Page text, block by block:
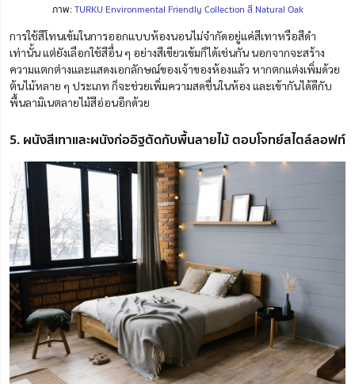
ภาพ:TURKU Environmental Friendly Collection สี Natural Oak
การใช้สีโทนเข้มในการออกแบบห้องนอนไม่จำกัดอยู่แค่สีเทาหรือสีดำ
เท่านั้น แต่ยังเลือกใช้สีอื่น ๆ อย่างสีเขียวเข้มก็ได้เช่นกัน นอกจากจะสร้าง
ความแตกต่างและแสดงเอกลักษณ์ของเจ้าของห้องแล้ว หากตกแต่งเพิ่มด้วย
ต้นไม้หลาย ๆ ประเภท ก็จะช่วยเพิ่มความสดชื่นในห้อง และเข้ากันได้ดีกับ
พื้นลามิเนตลายไม้สีอ่อนอีกด้วย
5. ผนังสีเทาและผนังก่ออิฐตัดกับพื้นลายไม้ ตอบโจทย์สไตล์ลอฟท์